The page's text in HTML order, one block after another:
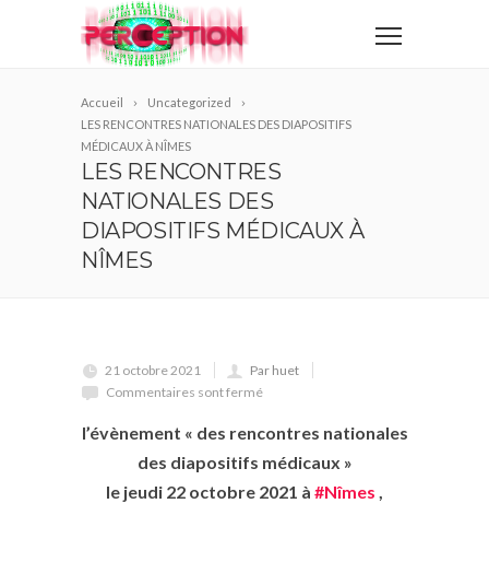
Accueil
Uncategorized
LES RENCONTRES NATIONALES DES DIAPOSITIFS
MÉDICAUX À NÎMES
LES RENCONTRES
NATIONALES DES
DIAPOSITIFS MÉDICAUX À
NÎMES
21 octobre 2021
Par huet
Commentaires sont fermé
l’évènement « des rencontres nationales
des diapositifs médicaux »
le jeudi 22 octobre 2021 à #Nîmes ,